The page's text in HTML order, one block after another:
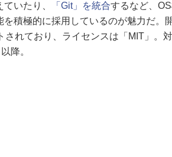
ていたり、 「Git」を統合するなど、
を積極的に採用しているのが魅力だ。
されており、ライセンスは「MIT」。
降。